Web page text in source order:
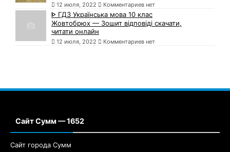
12 июля, 2022 Комментариев нет
ᐈ ГДЗ Українська мова 10 клас
Жовтобрюх — Зошит відповіді скачати,
читати онлайн
12 июля, 2022 Комментариев нет
Сайт Сумм — 1652
Сайт города Сумм